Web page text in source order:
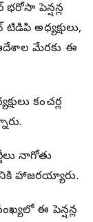
భరోసా పెన్షన్ల
అధ్యక్షులు,
ఆదేశాల మేరకు ఈ
కంచర్ల
నాగోతు
హాజరయ్యారు.
ఈ పెన్షన్ల